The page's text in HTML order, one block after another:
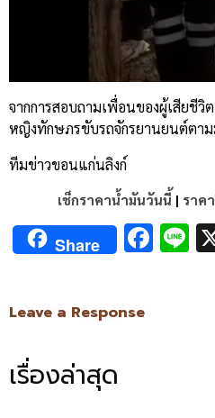
จากการสอบถามเพื่อนของผู้เสียชี
หญิงทักษภรขับรถจักรยานยนต์ตาม
ทีมข่าวขอนแก่นลิงก์
เช็กราคาน้ำมันวันนี้ | ราค
Share
Leave a Response
เรื่องล่าสุด